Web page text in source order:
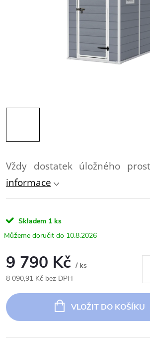
Vždy dostatek úložného
informace
Skladem 1 ks
10.8.2026
9 790 Kč / ks
8 090,91 Kč bez DPH
cena:
VLOŽIT DO KOŠÍKU